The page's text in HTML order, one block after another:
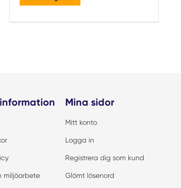
miljöarbete
Mina sidor
Mitt konto
Logga in
Registrera dig som kund
Glömt lösenord